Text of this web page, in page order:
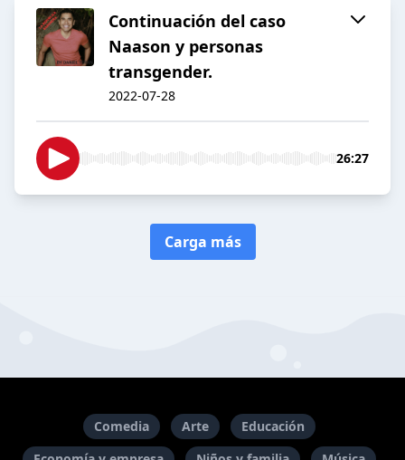
Continuación del caso
Naason y personas
transgender.
2022-07-28
26:27
Carga más
Comedia Arte
Educación